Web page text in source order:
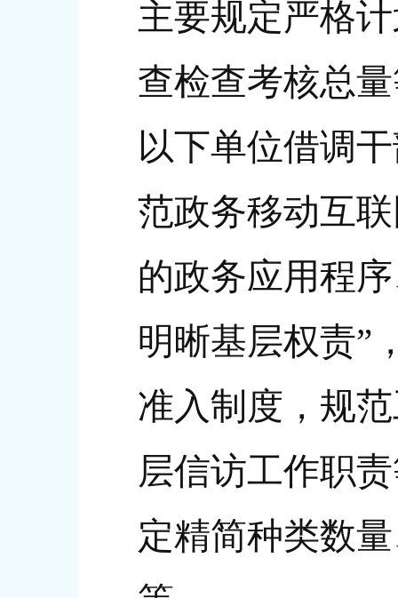
主要规定严格
查检查考核总
以下单位借调
范政务移动互
的政务应用程
明晰基层权责”
准入制度，规
层信访工作职
定精简种类数